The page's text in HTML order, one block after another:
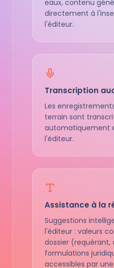
eaux, contenu
directement à
l'éditeur.
Transcription
Les
terrain sont
automatiquement
l'éditeur.
Assistance à la
Suggestions
l'éditeur : valeurs
dossier (requérant,
formulations
accessibles par